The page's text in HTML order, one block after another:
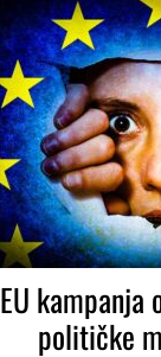
EU kampanja
političke